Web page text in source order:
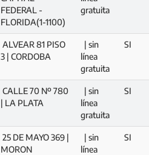
FEDERAL -
FLORIDA(1-1100)
gratuita
ALVEAR 81 PISO
3 | CORDOBA
| sin
línea
gratuita
SI
CALLE 70 Nº 780
| LA PLATA
| sin
línea
gratuita
SI
25 DE MAYO 369 |
MORON
| sin
línea
SI